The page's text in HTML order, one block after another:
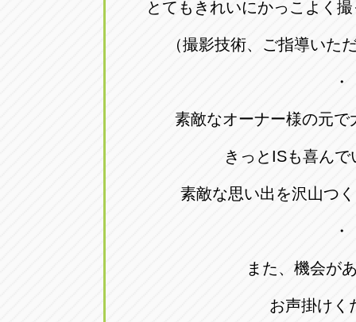
とてもきれいにかっこよく
（撮影技術、ご指導いた
・
素敵なオーナー様の元
きっとISも喜ん
素敵な思い出を沢山つ
・
また、機会が
お声掛けく